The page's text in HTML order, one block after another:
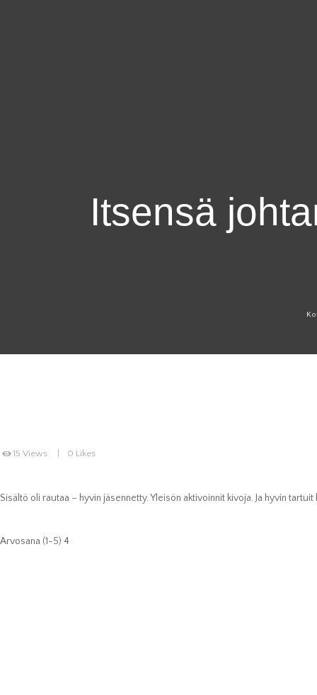
Itsensä
15 Views 0 Likes
Sisältö oli rautaa – hyvin jäsennetty. Yleisön aktivoinnit kivoja. Ja hyvin
Arvosana (1-5) 4